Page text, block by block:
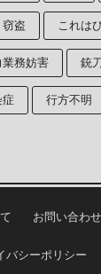
窃盗 これは
業務妨害 銃
症 行方不明
お問い合わせ
バシーポリシー